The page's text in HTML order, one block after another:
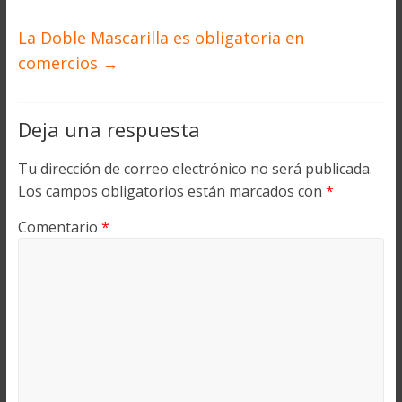
La Doble Mascarilla es obligatoria en
comercios →
Deja una respuesta
Tu dirección de correo electrónico no será publicada.
Los campos obligatorios están marcados con *
Comentario *